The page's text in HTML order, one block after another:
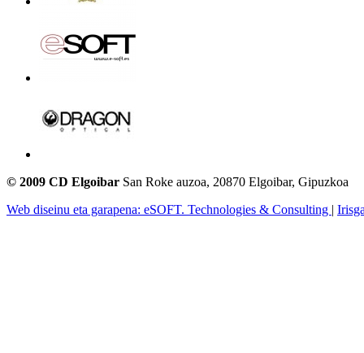
© 2009 CD Elgoibar San Roke auzoa, 20870 Elgoibar, Gipuzkoa
Web diseinu eta garapena: eSOFT. Technologies & Consulting |